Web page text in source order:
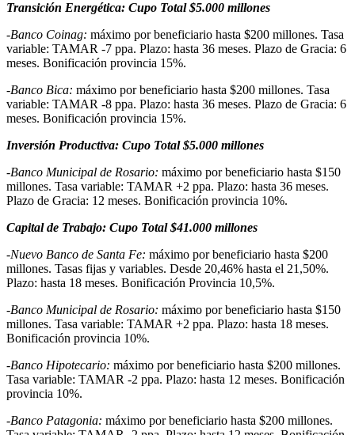
Transición Energética: Cupo Total $5.000 millones
-Banco Coinag: máximo por beneficiario hasta $200 millones. Tasa
variable: TAMAR -7 ppa. Plazo: hasta 36 meses. Plazo de Gracia: 6
meses. Bonificación provincia 15%.
-Banco Bica: máximo por beneficiario hasta $200 millones. Tasa
variable: TAMAR -8 ppa. Plazo: hasta 36 meses. Plazo de Gracia: 6
meses. Bonificación provincia 15%.
Inversión Productiva: Cupo Total $5.000 millones
-Banco Municipal de Rosario: máximo por beneficiario hasta $150
millones. Tasa variable: TAMAR +2 ppa. Plazo: hasta 36 meses.
Plazo de Gracia: 12 meses. Bonificación provincia 10%.
Capital de Trabajo: Cupo Total $41.000 millones
-Nuevo Banco de Santa Fe: máximo por beneficiario hasta $200
millones. Tasas fijas y variables. Desde 20,46% hasta el 21,50%.
Plazo: hasta 18 meses. Bonificación Provincia 10,5%.
-Banco Municipal de Rosario: máximo por beneficiario hasta $150
millones. Tasa variable: TAMAR +2 ppa. Plazo: hasta 18 meses.
Bonificación provincia 10%.
-Banco Hipotecario: máximo por beneficiario hasta $200 millones.
Tasa variable: TAMAR -2 ppa. Plazo: hasta 12 meses. Bonificación
provincia 10%.
-Banco Patagonia: máximo por beneficiario hasta $200 millones.